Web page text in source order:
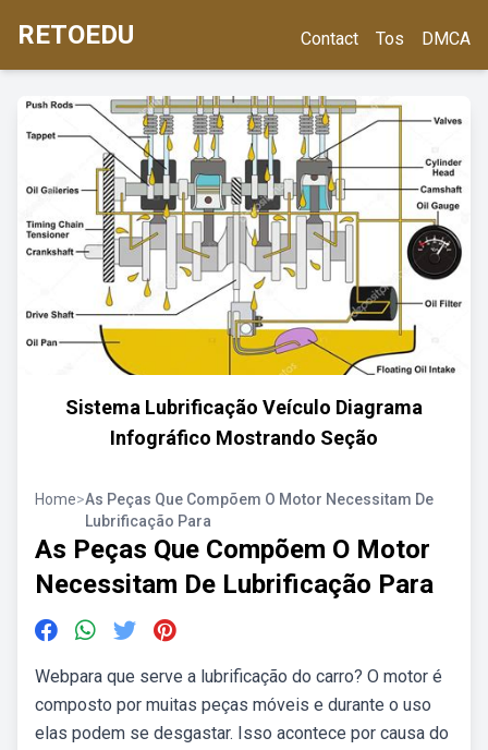
RETOEDU Contact Tos DMCA
Sistema Lubrificação Veículo Diagrama
Infográfico Mostrando Seção
Home>As Peças Que Compõem O Motor Necessitam De
Lubrificação Para
As Peças Que Compõem O Motor
Necessitam De Lubrificação Para
Webpara que serve a lubrificação do carro? O motor é
composto por muitas peças móveis e durante o uso
elas podem se desgastar. Isso acontece por causa do